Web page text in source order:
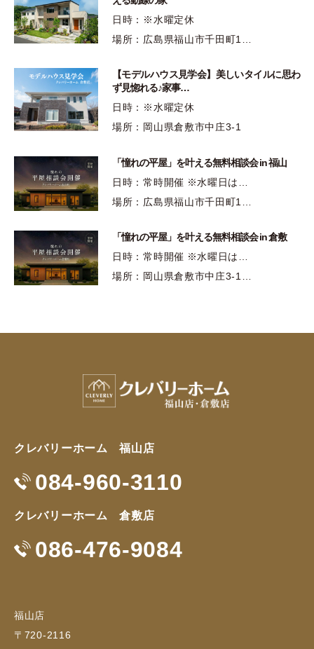
日時：※水曜定休
場所：広島県福山市千田町1…
【モデルハウス見学会】美しいタイルに思わ
ず見惚れる♪家事…
日時：※水曜定休
場所：岡山県倉敷市中庄3-1
「憧れの平屋」を叶える無料相談会 in 福山
日時：常時開催 ※水曜日は…
場所：広島県福山市千田町1…
「憧れの平屋」を叶える無料相談会 in 倉敷
日時：常時開催 ※水曜日は…
場所：岡山県倉敷市中庄3-1…
クレバリーホーム 福山店
084-960-3110
クレバリーホーム 倉敷店
086-476-9084
福山店
〒720-2116